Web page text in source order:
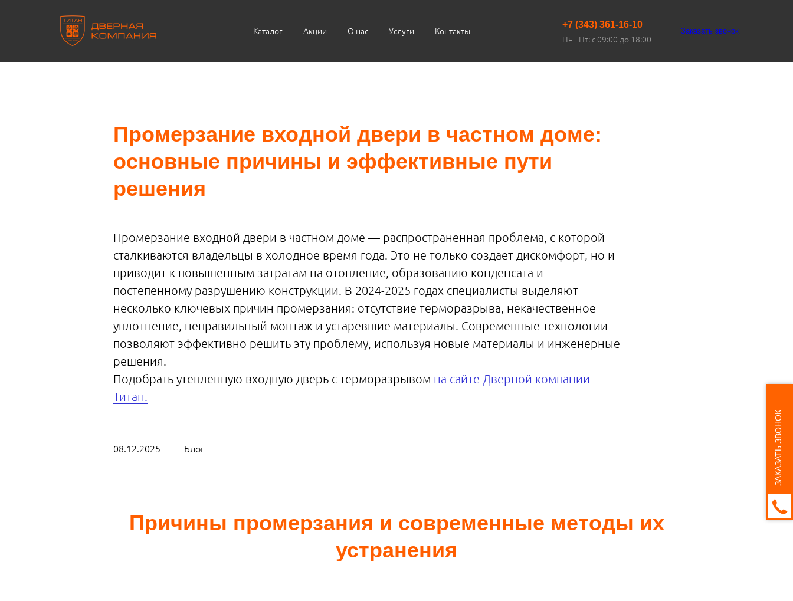
Каталог Акции О нас Услуги Контакты
+7 (343) 361-16-10
Пн - Пт: с 09:00 до 18:00
Заказать звонок
Промерзание входной двери в частном доме:
основные причины и эффективные пути
решения
Промерзание входной двери в частном доме — распространенная проблема, с которой
сталкиваются владельцы в холодное время года. Это не только создает дискомфорт, но и
приводит к повышенным затратам на отопление, образованию конденсата и
постепенному разрушению конструкции. В 2024-2025 годах специалисты выделяют
несколько ключевых причин промерзания: отсутствие терморазрыва, некачественное
уплотнение, неправильный монтаж и устаревшие материалы. Современные технологии
позволяют эффективно решить эту проблему, используя новые материалы и инженерные
решения.
Подобрать утепленную входную дверь с терморазрывом на сайте Дверной компании
Титан.
08.12.2025 Блог
Причины промерзания и современные методы их
устранения
ЗАКАЗАТЬ ЗВОНОК